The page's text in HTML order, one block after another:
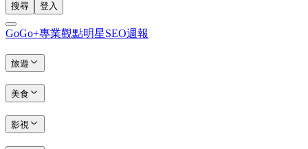
搜尋 登入
GoGo+專業觀點明星SEO週報
旅遊
美食
影視